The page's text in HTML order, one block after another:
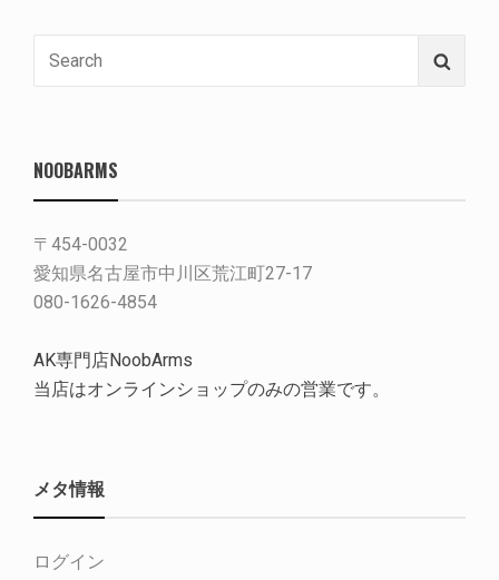
NOOBARMS
〒454-0032
愛知県名古屋市中川区荒江町27-17
080-1626-4854
AK専門店NoobArms
当店はオンラインショップのみの営業です。
メタ情報
ログイン